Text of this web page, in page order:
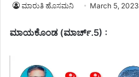
ಮಾರುತಿ ಹೊಸಮನಿ March 5, 2023
ಮಾಯಕೊಂಡ (ಮಾರ್ಚ್.5) :